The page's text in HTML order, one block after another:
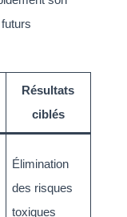
Résultats
ciblés
Élimination
des risques
toxiques